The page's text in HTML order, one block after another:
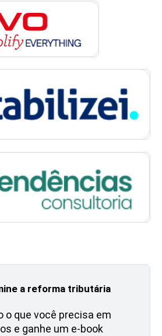
a reforma tributária
o que você precisa em
e ganhe um e-book